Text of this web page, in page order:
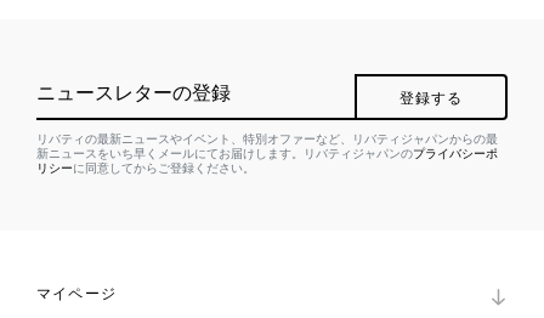
ニュースレターの登録 登録する
リバティの最新ニュースやイベント、特別オファーなど、リバティジャパンからの最
新ニュースをいち早くメールにてお届けします。リバティジャパンのプライバシーポ
リシーに同意してからご登録ください。
マイページ